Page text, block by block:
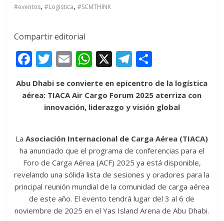
#eventos,#Logistica,#SCMTHINK
Compartir editorial
F
ac
e
o
k
T
w
itt
er
E
m
ai
l
W
at
s
p
p
X T
e
gr
m
o
m
p
ti
r
Abu Dhabi se convierte en epicentro de la logística
aérea: TIACA Air Cargo Forum 2025 aterriza con
innovación, liderazgo y visión global
LaAsociación Internacional de Carga Aérea (TIACA)
ha anunciado que el programa de conferencias para el
Foro de Carga Aérea (ACF) 2025 ya está disponible,
revelando una sólida lista de sesiones y oradores para la
principal reunión mundial de la comunidad de carga aérea
de este año. El evento tendrá lugar del 3 al 6 de
noviembre de 2025 en el Yas Island Arena de Abu Dhabi.